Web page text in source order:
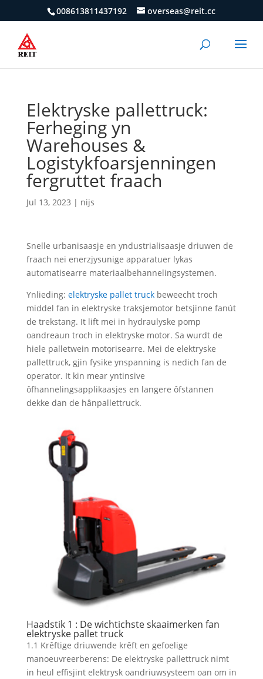
008613811437192 overseas@reit.cc
Elektryske pallettruck:
Ferheging yn
Warehouses &
Logistykfoarsjenningen
fergruttet fraach
Jul 13, 2023 | nijs
Snelle urbanisaasje en yndustrialisaasje driuwen de
fraach nei enerzjysunige apparatuer lykas
automatisearre materiaalbehannelingsystemen.
Ynlieding: elektryske pallet truckbeweecht troch
middel fan in elektryske traksjemotor betsjinne fanút
de trekstang. It lift mei in hydraulyske pomp
oandreaun troch in elektryske motor. Sa wurdt de
hiele palletwein motorisearre. Mei de elektryske
pallettruck, gjin fysike ynspanning is nedich fan de
operator. It kin mear yntinsive
ôfhannelingsapplikaasjes en langere ôfstannen
dekke dan de hânpallettruck.
Haadstik 1 : De wichtichste skaaimerken fan
elektryske pallet truck
1.1 Krêftige driuwende krêft en gefoelige
manoeuvreerberens: De elektryske pallettruck nimt
in heul effisjint elektrysk oandriuwsysteem oan om in